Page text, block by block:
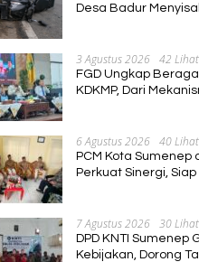
Desa Badur
Kadus
3 Agustus 2026 42 Lihat
FGD Ungkap
KDKMP, Dari
6 Agustus 2026 40 Lihat
PCM Kota Sumenep
Perkuat Sinergi,
7 Agustus 2026 30 Lihat
DPD KNTI Sumenep
Kebijakan, Dorong